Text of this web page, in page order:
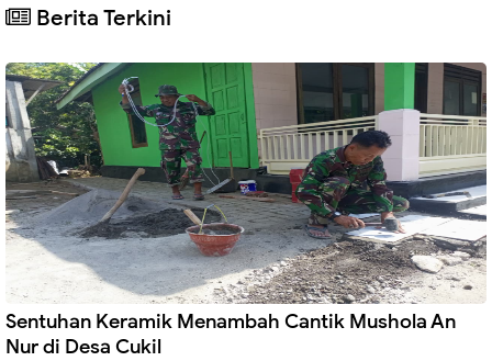
Berita Terkini
Sentuhan Keramik Menambah Cantik Mushola An
Nur di Desa Cukil